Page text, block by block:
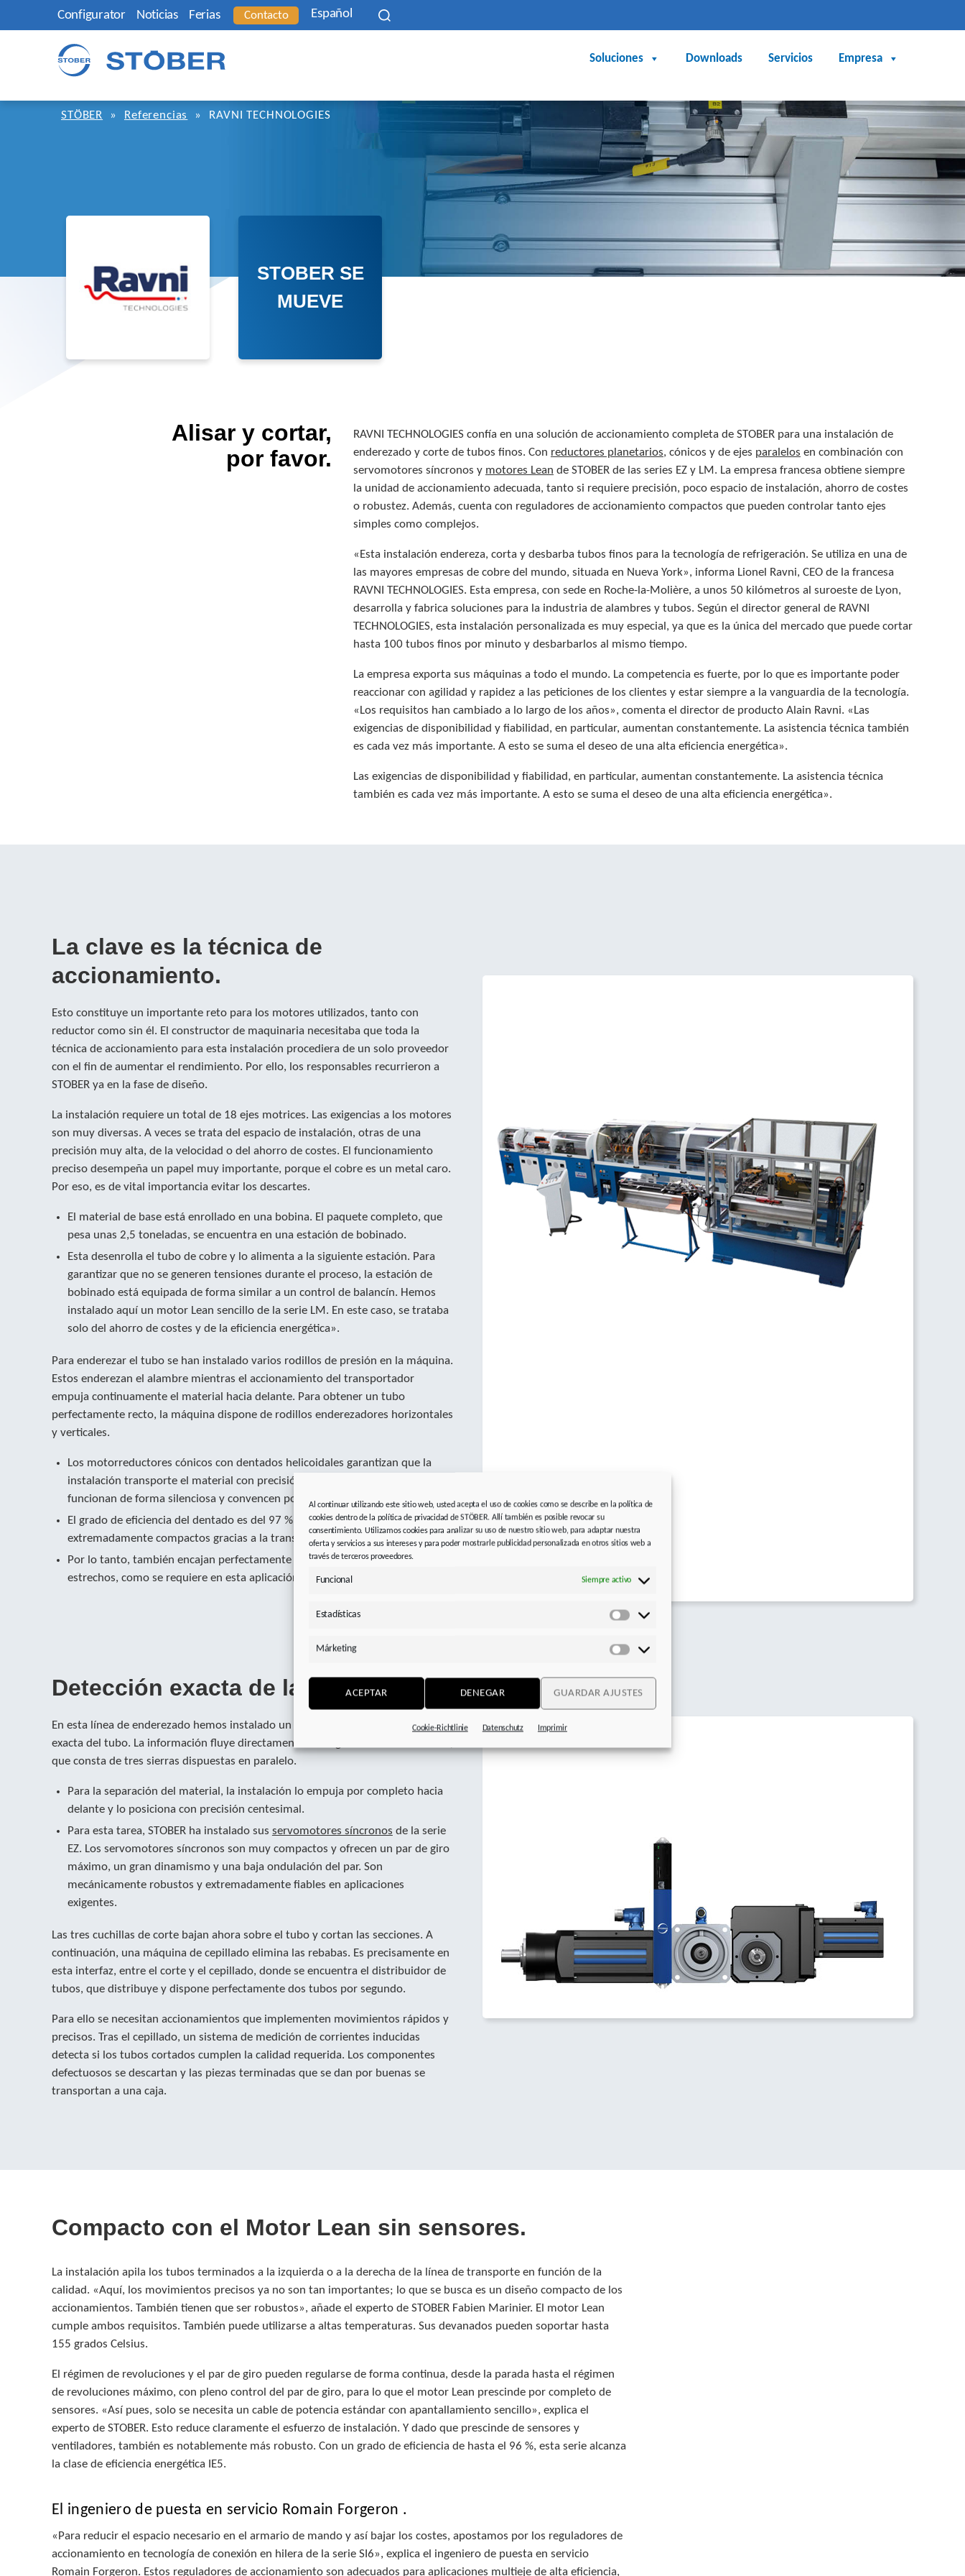
Al continuar utilizando este sitio web, usted acepta el uso de cookies como se describe en la política de
cookies dentro de la política de privacidad de STÖBER. Allí también es posible revocar su
consentimiento. Utilizamos cookies para analizar su uso de nuestro sitio web, para adaptar nuestra
oferta y servicios a sus intereses y para poder mostrarle publicidad personalizada en otros sitios web a
través de terceros proveedores.
Funcional Siempre activo
Estadísticas
Estadísticas
Márketing
Márketing
ACEPTAR DENEGAR GUARDAR AJUSTES
Cookie-Richtlinie Datenschutz Imprimir
Configurator Noticias Ferias Contacto Español
Soluciones Downloads Servicios Empresa
STÖBER » Referencias » RAVNI TECHNOLOGIES
STOBER SE
MUEVE
Alisar y cortar,
por favor.
RAVNI TECHNOLOGIES confía en una solución de accionamiento completa de STOBER para una instalación de
enderezado y corte de tubos finos. Con reductores planetarios, cónicos y de ejes paralelos en combinación con
servomotores síncronos y motores Lean de STOBER de las series EZ y LM. La empresa francesa obtiene siempre
la unidad de accionamiento adecuada, tanto si requiere precisión, poco espacio de instalación, ahorro de costes
o robustez. Además, cuenta con reguladores de accionamiento compactos que pueden controlar tanto ejes
simples como complejos.
«Esta instalación endereza, corta y desbarba tubos finos para la tecnología de refrigeración. Se utiliza en una de
las mayores empresas de cobre del mundo, situada en Nueva York», informa Lionel Ravni, CEO de la francesa
RAVNI TECHNOLOGIES. Esta empresa, con sede en Roche-la-Molière, a unos 50 kilómetros al suroeste de Lyon,
desarrolla y fabrica soluciones para la industria de alambres y tubos. Según el director general de RAVNI
TECHNOLOGIES, esta instalación personalizada es muy especial, ya que es la única del mercado que puede cortar
hasta 100 tubos finos por minuto y desbarbarlos al mismo tiempo.
La empresa exporta sus máquinas a todo el mundo. La competencia es fuerte, por lo que es importante poder
reaccionar con agilidad y rapidez a las peticiones de los clientes y estar siempre a la vanguardia de la tecnología.
«Los requisitos han cambiado a lo largo de los años», comenta el director de producto Alain Ravni. «Las
exigencias de disponibilidad y fiabilidad, en particular, aumentan constantemente. La asistencia técnica también
es cada vez más importante. A esto se suma el deseo de una alta eficiencia energética».
Las exigencias de disponibilidad y fiabilidad, en particular, aumentan constantemente. La asistencia técnica
también es cada vez más importante. A esto se suma el deseo de una alta eficiencia energética».
La clave es la técnica de
accionamiento.
Esto constituye un importante reto para los motores utilizados, tanto con
reductor como sin él. El constructor de maquinaria necesitaba que toda la
técnica de accionamiento para esta instalación procediera de un solo proveedor
con el fin de aumentar el rendimiento. Por ello, los responsables recurrieron a
STOBER ya en la fase de diseño.
La instalación requiere un total de 18 ejes motrices. Las exigencias a los motores
son muy diversas. A veces se trata del espacio de instalación, otras de una
precisión muy alta, de la velocidad o del ahorro de costes. El funcionamiento
preciso desempeña un papel muy importante, porque el cobre es un metal caro.
Por eso, es de vital importancia evitar los descartes.
El material de base está enrollado en una bobina. El paquete completo, que
pesa unas 2,5 toneladas, se encuentra en una estación de bobinado.
Esta desenrolla el tubo de cobre y lo alimenta a la siguiente estación. Para
garantizar que no se generen tensiones durante el proceso, la estación de
bobinado está equipada de forma similar a un control de balancín. Hemos
instalado aquí un motor Lean sencillo de la serie LM. En este caso, se trataba
solo del ahorro de costes y de la eficiencia energética».
Para enderezar el tubo se han instalado varios rodillos de presión en la máquina.
Estos enderezan el alambre mientras el accionamiento del transportador
empuja continuamente el material hacia delante. Para obtener un tubo
perfectamente recto, la máquina dispone de rodillos enderezadores horizontales
y verticales.
Los motorreductores cónicos con dentados helicoidales garantizan que la
instalación transporte el material con precisión. Los componentes STOBER
funcionan de forma silenciosa y convencen por su alta densidad de potencia.
El grado de eficiencia del dentado es del 97 %. Son dinámicos, ligeros y
extremadamente compactos gracias a la transmisión angular.
Por lo tanto, también encajan perfectamente en espacios de instalación muy
estrechos, como se requiere en esta aplicación.
Detección exacta de la posición
En esta línea de enderezado hemos instalado un encoder que registra la posición
exacta del tubo. La información fluye directamente a la siguiente sierra voladora,
que consta de tres sierras dispuestas en paralelo.
Para la separación del material, la instalación lo empuja por completo hacia
delante y lo posiciona con precisión centesimal.
Para esta tarea, STOBER ha instalado sus servomotores síncronos de la serie
EZ. Los servomotores síncronos son muy compactos y ofrecen un par de giro
máximo, un gran dinamismo y una baja ondulación del par. Son
mecánicamente robustos y extremadamente fiables en aplicaciones
exigentes.
Las tres cuchillas de corte bajan ahora sobre el tubo y cortan las secciones. A
continuación, una máquina de cepillado elimina las rebabas. Es precisamente en
esta interfaz, entre el corte y el cepillado, donde se encuentra el distribuidor de
tubos, que distribuye y dispone perfectamente dos tubos por segundo.
Para ello se necesitan accionamientos que implementen movimientos rápidos y
precisos. Tras el cepillado, un sistema de medición de corrientes inducidas
detecta si los tubos cortados cumplen la calidad requerida. Los componentes
defectuosos se descartan y las piezas terminadas que se dan por buenas se
transportan a una caja.
Compacto con el Motor Lean sin sensores.
La instalación apila los tubos terminados a la izquierda o a la derecha de la línea de transporte en función de la
calidad. «Aquí, los movimientos precisos ya no son tan importantes; lo que se busca es un diseño compacto de los
accionamientos. También tienen que ser robustos», añade el experto de STOBER Fabien Marinier. El motor Lean
cumple ambos requisitos. También puede utilizarse a altas temperaturas. Sus devanados pueden soportar hasta
155 grados Celsius.
El régimen de revoluciones y el par de giro pueden regularse de forma continua, desde la parada hasta el régimen
de revoluciones máximo, con pleno control del par de giro, para lo que el motor Lean prescinde por completo de
sensores. «Así pues, solo se necesita un cable de potencia estándar con apantallamiento sencillo», explica el
experto de STOBER. Esto reduce claramente el esfuerzo de instalación. Y dado que prescinde de sensores y
ventiladores, también es notablemente más robusto. Con un grado de eficiencia de hasta el 96 %, esta serie alcanza
la clase de eficiencia energética IE5.
El ingeniero de puesta en servicio Romain Forgeron .
«Para reducir el espacio necesario en el armario de mando y así bajar los costes, apostamos por los reguladores de
accionamiento en tecnología de conexión en hilera de la serie SI6», explica el ingeniero de puesta en servicio
Romain Forgeron. Estos reguladores de accionamiento son adecuados para aplicaciones multieje de alta eficiencia,